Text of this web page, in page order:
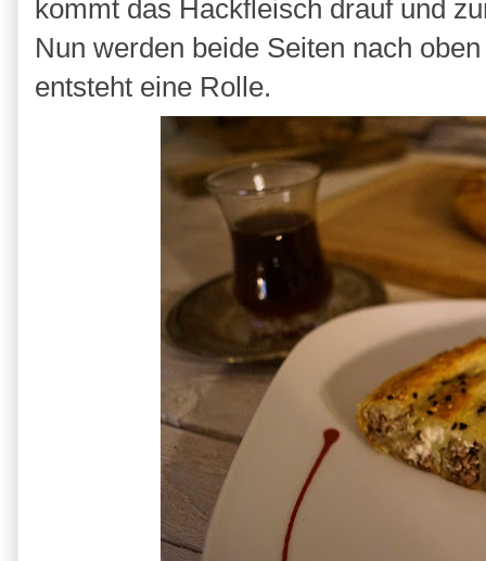
kommt das Hackfleisch drauf und
Nun werden beide Seiten nach
entsteht eine Rolle.